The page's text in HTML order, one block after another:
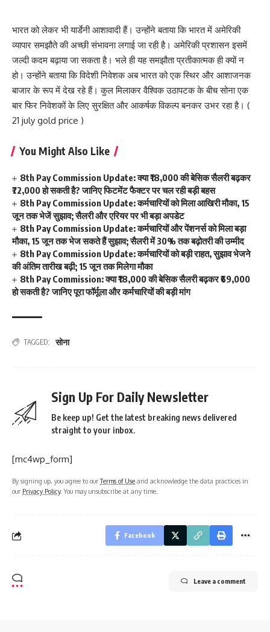
भारत को लेकर भी यार्डेनी आशावादी हैं। उन्होंने बताया कि भारत में अमेरिकी
व्यापार समझौते की अच्छी संभावना लगाई जा रही है। अमेरिकी प्रशासन इसमें
जल्दी कदम बढ़ाया जा सकता है। भले ही यह समझौता प्रतीकात्मक ही क्यों न
हो। उन्होंने बताया कि विदेशी निवेशक अब भारत को एक स्थिर और आशाजनक
बाजार के रूप में देख रहे हैं। कुल मिलाकर वैश्विक उठापटक के बीच सोना एक
बार फिर निवेशकों के लिए सुरक्षित और आकर्षक विकल्प बनकर उभर रहा है। (
21 july gold price )
You Might Also Like
8th Pay Commission Update: क्या ₹18,000 की बेसिक सैलरी बढ़कर
₹72,000 हो सकती है? जानिए फिटमेंट फैक्टर पर चल रही बड़ी बहस
8th Pay Commission Update: कर्मचारियों को मिला आखिरी मौका, 15
जून तक भेजें सुझाव; सैलरी और एरियर पर भी बड़ा अपडेट
8th Pay Commission Update: कर्मचारियों और पेंशनर्स को मिला बड़ा
मौका, 15 जून तक भेज सकते हैं सुझाव; सैलरी में 30% तक बढ़ोतरी की उम्मीद
8th Pay Commission Update: कर्मचारियों को बड़ी राहत, सुझाव भेजने
की अंतिम तारीख बढ़ी; 15 जून तक मिलेगा मौका
8th Pay Commission: क्या ₹18,000 की बेसिक सैलरी बढ़कर ₹69,000
हो सकती है? जानिए पूरा फॉर्मूला और कर्मचारियों की बड़ी मांग
TAGGED: सोना
Sign Up For Daily Newsletter
Be keep up! Get the latest breaking news delivered
straight to your inbox.
[mc4wp_form]
By signing up, you agree to ourTerms of Use and acknowledge the data practices in
our Privacy Policy. You may unsubscribe at any time.
Facebook
Leave a comment